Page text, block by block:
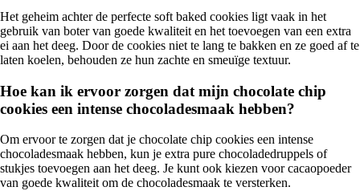
Het geheim achter de perfecte soft baked cookies ligt vaak in het
gebruik van boter van goede kwaliteit en het toevoegen van een extra
ei aan het deeg. Door de cookies niet te lang te bakken en ze goed af te
laten koelen, behouden ze hun zachte en smeuïge textuur.
Hoe kan ik ervoor zorgen dat mijn chocolate chip
cookies een intense chocoladesmaak hebben?
Om ervoor te zorgen dat je chocolate chip cookies een intense
chocoladesmaak hebben, kun je extra pure chocoladedruppels of
stukjes toevoegen aan het deeg. Je kunt ook kiezen voor cacaopoeder
van goede kwaliteit om de chocoladesmaak te versterken.